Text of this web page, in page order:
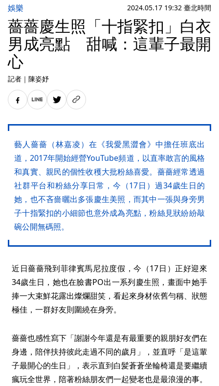
娛樂 2024.05.17 19:32 臺北時間
薔薔慶生照「十指緊扣」白衣
男成亮點 甜喊：這輩子最開
心
記者 ｜ 陳姿妤
藝人薔薔（林嘉凌）在《我愛黑澀會》中擔任班底出
道，2017年開始經營YouTube頻道，以直率敢言的風格
和真實、親民的個性收穫大批粉絲喜愛。薔薔經常透過
社群平台和粉絲分享日常，今（17日）過34歲生日的
她，也不吝嗇曬出多張慶生美照，而其中一張與身旁男
子十指緊扣的小細節也意外成為亮點，粉絲見狀紛紛敲
碗公開無碼照。
近日薔薔飛到菲律賓馬尼拉度假，今（17日）正好迎來
34歲生日，她也在臉書PO出一系列慶生照，畫面中她手
捧一大束鮮花露出燦爛甜笑，看起來身材依舊勻稱、狀態
極佳，一群好友則圍繞在身旁。
薔薔也感性寫下「謝謝今年還是有最重要的親朋好友們在
身邊，陪伴扶持彼此走過不同的歲月」，並直呼「是這輩
子最開心的生日」，表示直到白髪蒼蒼坐輪椅還是要繼續
瘋玩全世界，陪著粉絲朋友們一起變老也是最浪漫的事。